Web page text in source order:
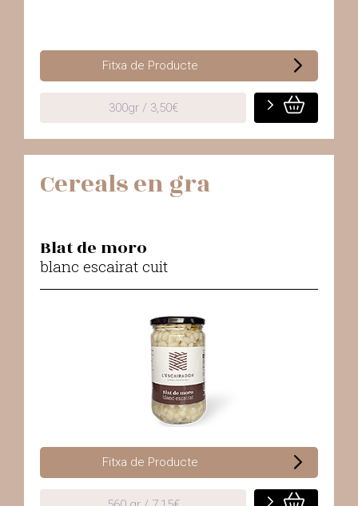
Fitxa de Producte
300gr / 3,50€
Cereals en gra
Blat de moro
blanc escairat cuit
Fitxa de Producte